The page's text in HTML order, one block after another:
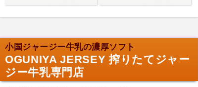
小国ジャージー牛乳の濃厚ソフト
OGUNIYA JERSEY 搾りたてジャー
ジー牛乳専門店